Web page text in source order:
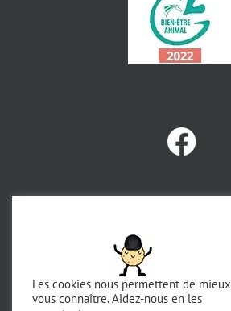
Les cookies nous permettent de mieux
vous connaître. Aidez-nous en les